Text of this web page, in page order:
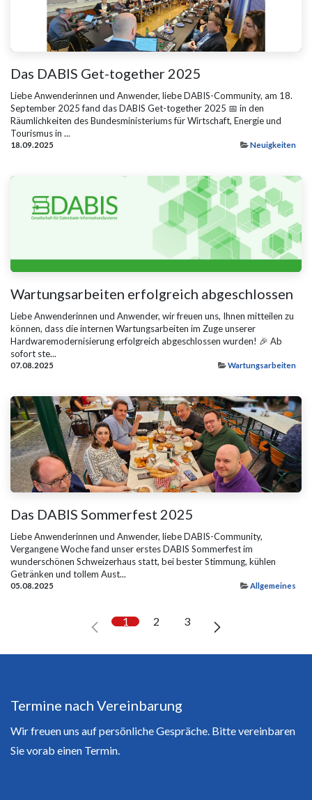
Das DABIS Get-together 2025
Liebe Anwenderinnen und Anwender, liebe DABIS-Community, am 18.
September 2025 fand das DABIS Get-together 2025 📅 in den
Räumlichkeiten des Bundesministeriums für Wirtschaft, Energie und
Tourismus in ...
18.09.2025 Neuigkeiten
Wartungsarbeiten erfolgreich abgeschlossen
Liebe Anwenderinnen und Anwender, wir freuen uns, Ihnen mitteilen zu
können, dass die internen Wartungsarbeiten im Zuge unserer
Hardwaremodernisierung erfolgreich abgeschlossen wurden! 🎉 Ab
sofort ste...
07.08.2025 Wartungsarbeiten
Das DABIS Sommerfest 2025
Liebe Anwenderinnen und Anwender, liebe DABIS-Community,
Vergangene Woche fand unser erstes DABIS Sommerfest im
wunderschönen Schweizerhaus statt, bei bester Stimmung, kühlen
Getränken und tollem Aust...
05.08.2025 Allgemeines
1 2 3
Termine nach Vereinbarung
Wir freuen uns auf persönliche Gespräche. Bitte vereinbaren
Sie vorab einen Termin.